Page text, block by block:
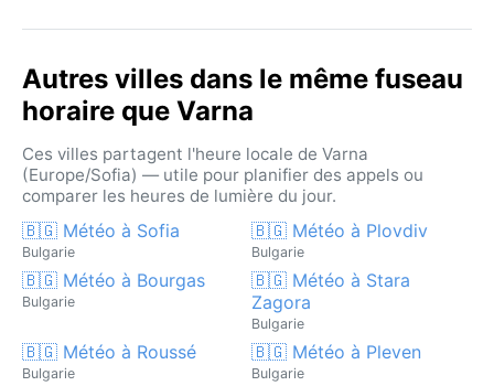
Autres villes dans le même fuseau
horaire que Varna
Ces villes partagent l'heure locale de Varna
(Europe/Sofia) — utile pour planifier des appels ou
comparer les heures de lumière du jour.
🇧🇬 Météo à Sofia
Bulgarie
🇧🇬 Météo à Plovdiv
Bulgarie
🇧🇬 Météo à Bourgas
Bulgarie
🇧🇬 Météo à Stara
Zagora
Bulgarie
🇧🇬 Météo à Roussé
Bulgarie
🇧🇬 Météo à Pleven
Bulgarie